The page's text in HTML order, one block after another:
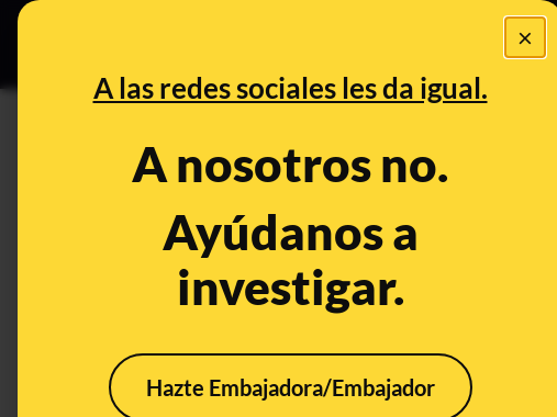
×
A las redes sociales les da igual.
A nosotros no.
Ayúdanos a
investigar.
Hazte Embajadora/Embajador
Especial Ceuta•
PREBUNKING
Cuidado con este supuesto
Dyson Supersonic: es 'phishing'
€ al mes
Publicado el Nov 16, 2021,